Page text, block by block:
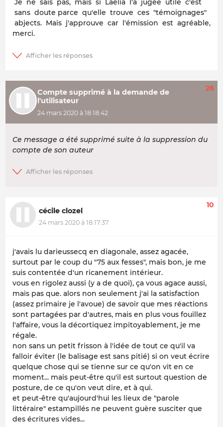
Je ne sais pas, mais si Laélia l'a jugée utile c'est
sans doute parce qu'elle trouve ces "témoignages"
abjects. Mais j'approuve car l'émission est agréable,
merci.
Compte supprimé à la demande de
l'utilisateur
24 mars 2020 à 18:18:42
26
Ce message a été supprimé suite à la suppression du
compte de son auteur
cécile clozel
24 mars 2020 à 18:17:37
10
j'avais lu darieussecq en diagonale, assez agacée,
surtout par le coup du "75 aux fesses", mais bon, je me
suis contentée d'un ricanement intérieur.
vous en rigolez aussi (y a de quoi), ça vous agace aussi,
mais pas que. alors non seulement j'ai la satisfaction
(assez primaire je l'avoue) de savoir que mes réactions
sont partagées par d'autres, mais en plus vous fouillez
l'affaire, vous la décortiquez impitoyablement, je me
régale.
non sans un petit frisson à l'idée de tout ce qu'il va
falloir éviter (le balisage est sans pitié) si on veut écrire
quelque chose qui se tienne sur ce qu'on vit en ce
moment... mais peut-être qu'il est surtout question de
posture, de ce qu'on veut dire, et à qui.
et peut-être qu'aujourd'hui les lieux de "parole
littéraire" estampillés ne peuvent guère susciter que
des écritures vides...